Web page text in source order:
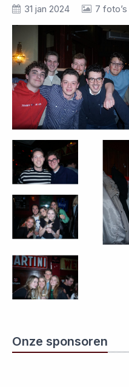
31 jan 2024 7 foto’s
Onze sponsoren